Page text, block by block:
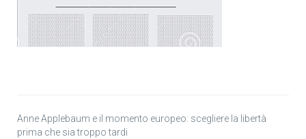
Anne Applebaum e il momento europeo: scegliere la libertà
prima che sia troppo tardi